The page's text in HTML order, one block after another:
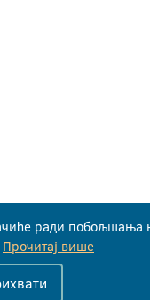
ради побољшања
Прочитај више